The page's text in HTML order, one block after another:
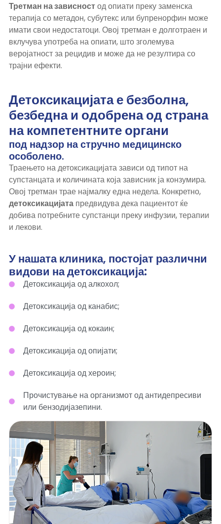
Третман на зависностод опиати преку заменска
терапија со метадон, субутекс или бупренорфин може
имати свои недостатоци. Овој третман е долготраен и
вклучува употреба на опиати, што зголемува
веројатност за рецидив и може да не резултира со
трајни ефекти.
Детоксикацијата е безболна,
безбедна и одобрена од страна
на компетентните органи
под надзор на стручно медицинско
особолено.
Траењето на детоксикацијата зависи од типот на
супстанцата и количината која зависник ја конзумира.
Овој третман трае најмалку една недела. Конкретно,
детоксикацијатапредвидува дека пациентот ќе
добива потребните супстанци преку инфузии, терапии
и лекови.
У нашата клиника, постојат различни
видови на детоксикација:
Детоксикација од алкохол;
Детоксикација од канабис;
Детоксикација од кокаин;
Детоксикација од опијати;
Детоксикација од хероин;
Прочистување на организмот од антидепресиви
или бензодијазепини.